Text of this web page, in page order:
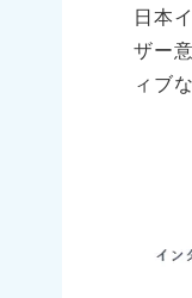
日本
ザー
ィブ